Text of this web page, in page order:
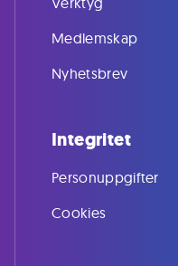
Medlemskap
Nyhetsbrev
Integritet
Personuppgifter
Cookies